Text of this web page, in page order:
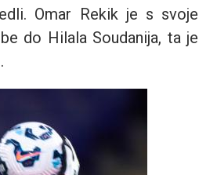
Omar Rekik je s svoje
do Hilala Soudanija, ta je